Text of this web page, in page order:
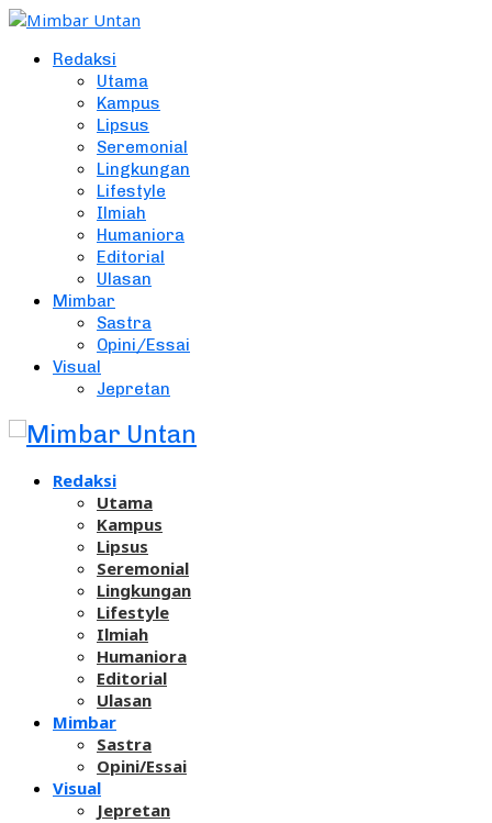
Redaksi
Utama
Kampus
Lipsus
Seremonial
Lingkungan
Lifestyle
Ilmiah
Humaniora
Editorial
Ulasan
Mimbar
Sastra
Opini/Essai
Visual
Jepretan
Redaksi
Utama
Kampus
Lipsus
Seremonial
Lingkungan
Lifestyle
Ilmiah
Humaniora
Editorial
Ulasan
Mimbar
Sastra
Opini/Essai
Visual
Jepretan